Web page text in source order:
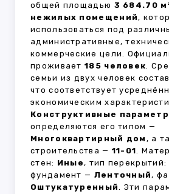
общей площадью 3 684.70
нежилых помещений,
использоваться под
административные,
коммерческие цели.
проживает 185 человек.
семьи из двух человек
что соответствует
экономическим
Конструктивные
определяются его типом —
Многоквартирный дом , а
строительства — 11-01.
стен: Иные, тип перекрытий:
фундамент — Ленточный,
Оштукатуренный. Эти